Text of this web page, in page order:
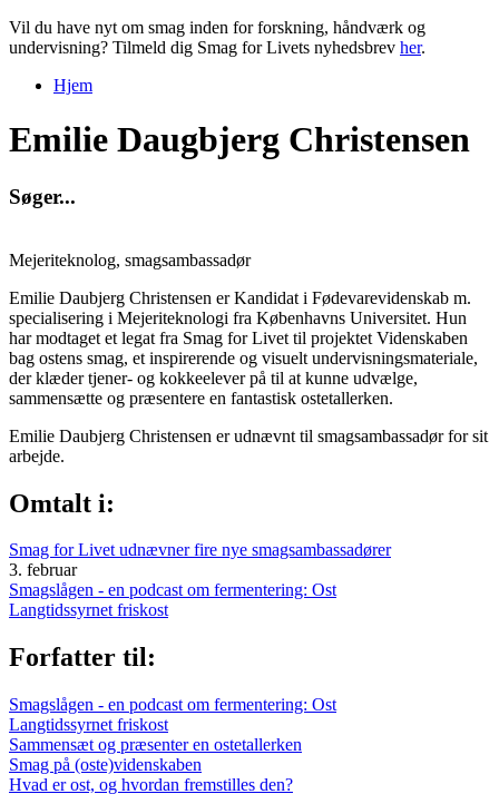
Vil du have nyt om smag inden for forskning, håndværk og
undervisning? Tilmeld dig Smag for Livets nyhedsbrev her.
Hjem
Emilie Daugbjerg Christensen
Søger...
Mejeriteknolog, smagsambassadør
Emilie Daubjerg Christensen er Kandidat i Fødevarevidenskab m.
specialisering i Mejeriteknologi fra Københavns Universitet. Hun
har modtaget et legat fra Smag for Livet til projektet Videnskaben
bag ostens smag, et inspirerende og visuelt undervisningsmateriale,
der klæder tjener- og kokkeelever på til at kunne udvælge,
sammensætte og præsentere en fantastisk ostetallerken.
Emilie Daubjerg Christensen er udnævnt til smagsambassadør for sit
arbejde.
Omtalt i:
Smag for Livet udnævner fire nye smagsambassadører
3. februar
Smagslågen - en podcast om fermentering: Ost
Langtidssyrnet friskost
Forfatter til:
Smagslågen - en podcast om fermentering: Ost
Langtidssyrnet friskost
Sammensæt og præsenter en ostetallerken
Smag på (oste)videnskaben
Hvad er ost, og hvordan fremstilles den?